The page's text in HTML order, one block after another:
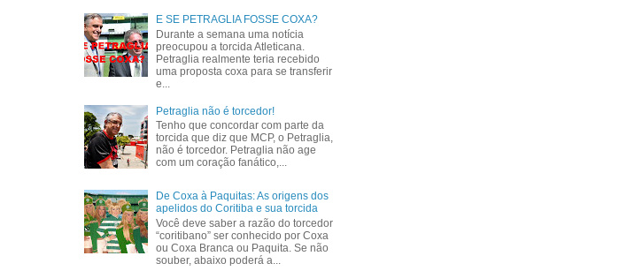
E SE PETRAGLIA FOSSE COXA?
Durante a semana uma notícia
preocupou a torcida Atleticana.
Petraglia realmente teria recebido
uma proposta coxa para se transferir
e...
Petraglia não é torcedor!
Tenho que concordar com parte da
torcida que diz que MCP, o Petraglia,
não é torcedor. Petraglia não age
com um coração fanático,...
De Coxa à Paquitas: As origens dos
apelidos do Coritiba e sua torcida
Você deve saber a razão do torcedor
“coritibano” ser conhecido por Coxa
ou Coxa Branca ou Paquita. Se não
souber, abaixo poderá a...